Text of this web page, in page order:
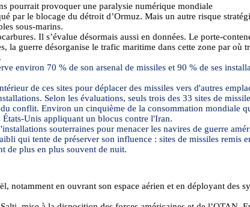
pourrait provoquer une paralysie numérique mondiale
par le blocage du détroit d’Ormuz. Mais un autre risque
sous-marins.
Il s’évalue désormais aussi en données. Le porte-
la guerre désorganise le trafic maritime dans cette zone par
environ 70 % de son arsenal de missiles et 90 % de ses
de ces sites pour déplacer des missiles vers d'autres
Selon les évaluations, seuls trois des 33 sites de
conflit. Environ un cinquième de la consommation mondiale
États-Unis appliquant un blocus contre l'Iran.
souterraines pour menacer les navires de guerre
qui tente de préserver son influence : sites de missiles remis
de plus en plus souvent de nuit.
notamment en ouvrant son espace aérien et en déployant des